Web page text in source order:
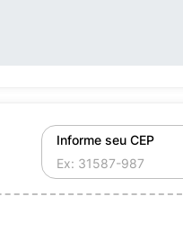
Informe seu CEP